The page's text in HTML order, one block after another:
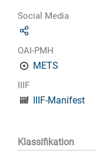
Social Media
OAI-PMH
METS
IIIF
IIIF-Manifest
Klassifikation